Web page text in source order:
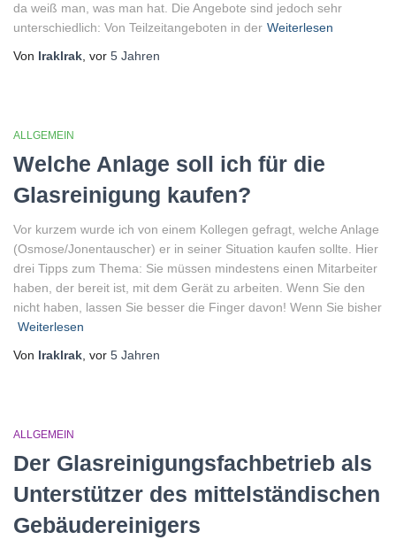
da weiß man, was man hat. Die Angebote sind jedoch sehr
unterschiedlich: Von Teilzeitangeboten in der Weiterlesen
Von lraklrak , vor 5 Jahren
ALLGEMEIN
Welche Anlage soll ich für die
Glasreinigung kaufen?
Vor kurzem wurde ich von einem Kollegen gefragt, welche Anlage
(Osmose/Jonentauscher) er in seiner Situation kaufen sollte. Hier
drei Tipps zum Thema: Sie müssen mindestens einen Mitarbeiter
haben, der bereit ist, mit dem Gerät zu arbeiten. Wenn Sie den
nicht haben, lassen Sie besser die Finger davon! Wenn Sie bisher
Weiterlesen
Von lraklrak , vor 5 Jahren
ALLGEMEIN
Der Glasreinigungsfachbetrieb als
Unterstützer des mittelständischen
Gebäudereinigers